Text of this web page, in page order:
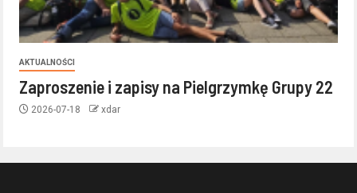
AKTUALNOŚCI
Zaproszenie i zapisy na Pielgrzymkę Grupy 22
2026-07-18 xdar